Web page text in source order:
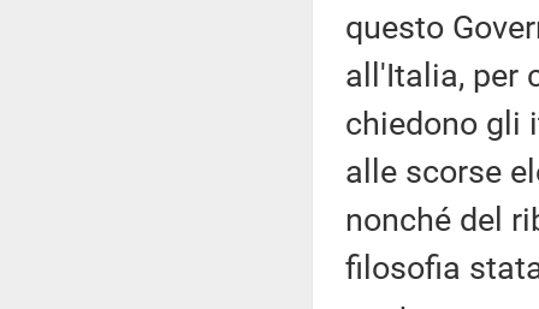
questo
all'Italia, per
chiedono gli
alle scorse
nonché del
filosofia